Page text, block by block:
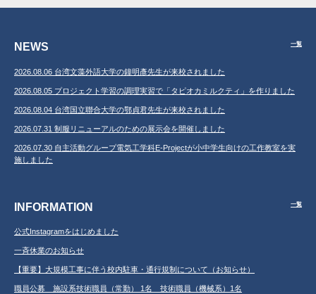
NEWS 一覧
2026.08.06 台湾文藻外語大学の鐘明彥先生が来校されました
2026.08.05 プロジェクト学習の調理実習で「タピオカミルクティ」を作りました
2026.08.04 台湾国立聯合大学の鄂貞君先生が来校されました
2026.07.31 制服リニューアルのための展示会を開催しました
2026.07.30 自主活動グループ電気工学科E-Projectが小中学生向けの工作教室を実
施しました
INFORMATION 一覧
公式Instagramをはじめました
一斉休業のお知らせ
【重要】大規模工事に伴う校内駐車・通行規制について（お知らせ）
職員公募 施設系技術職員（常勤） 1名 技術職員（機械系）1名